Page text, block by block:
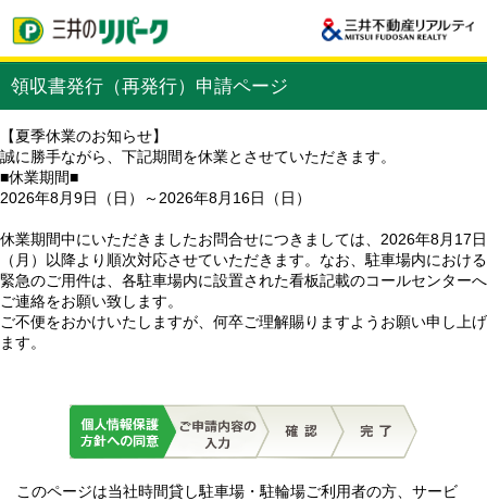
領収書発行（再発行）申請ページ
【夏季休業のお知らせ】
誠に勝手ながら、下記期間を休業とさせていただきます。
■休業期間■
2026年8月9日（日）～2026年8月16日（日）
休業期間中にいただきましたお問合せにつきましては、2026年8月17日
（月）以降より順次対応させていただきます。なお、駐車場内における
緊急のご用件は、各駐車場内に設置された看板記載のコールセンターへ
ご連絡をお願い致します。
ご不便をおかけいたしますが、何卒ご理解賜りますようお願い申し上げ
ます。
このページは当社時間貸し駐車場・駐輪場ご利用者の方、サービ